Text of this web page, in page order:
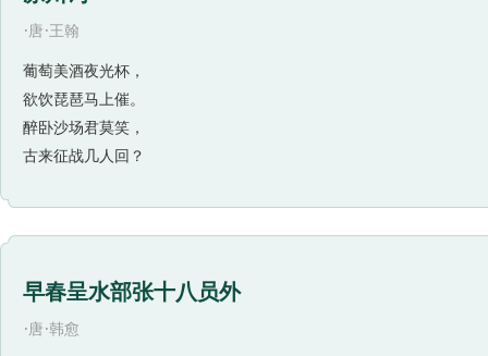
·唐·王翰
葡萄美酒夜光杯，
欲饮琵琶马上催。
醉卧沙场君莫笑，
古来征战几人回？
早春呈水部张十八员外
·唐·韩愈